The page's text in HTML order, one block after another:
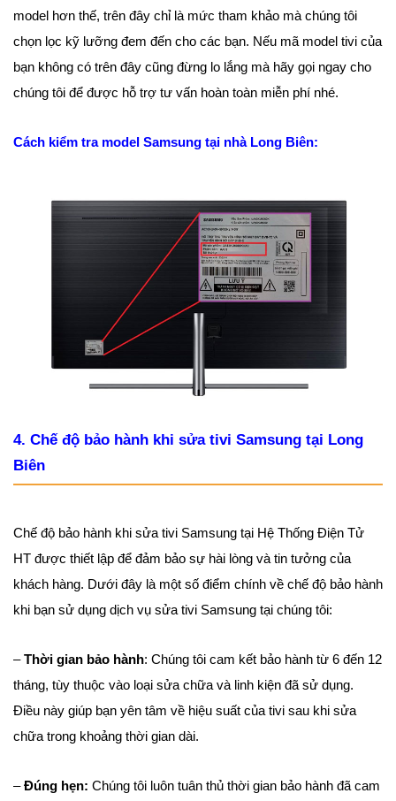
model hơn thế, trên đây chỉ là mức tham khảo mà chúng tôi
chọn lọc kỹ lưỡng đem đến cho các bạn. Nếu mã model tivi của
bạn không có trên đây cũng đừng lo lắng mà hãy gọi ngay cho
chúng tôi để được hỗ trợ tư vấn hoàn toàn miễn phí nhé.
Cách kiểm tra model Samsung tại nhà Long Biên:
4. Chế độ bảo hành khi sửa tivi Samsung tại Long
Biên
Chế độ bảo hành khi sửa tivi Samsung tại Hệ Thống Điện Tử
HT được thiết lập để đảm bảo sự hài lòng và tin tưởng của
khách hàng. Dưới đây là một số điểm chính về chế độ bảo hành
khi bạn sử dụng dịch vụ sửa tivi Samsung tại chúng tôi:
–Thời gian bảo hành: Chúng tôi cam kết bảo hành từ 6 đến 12
tháng, tùy thuộc vào loại sửa chữa và linh kiện đã sử dụng.
Điều này giúp bạn yên tâm về hiệu suất của tivi sau khi sửa
chữa trong khoảng thời gian dài.
–Đúng hẹn: Chúng tôi luôn tuân thủ thời gian bảo hành đã cam